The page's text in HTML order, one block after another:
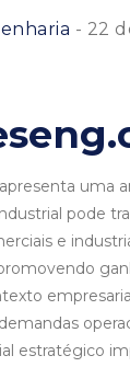
- 22
apresenta uma
pode
e
estratégico